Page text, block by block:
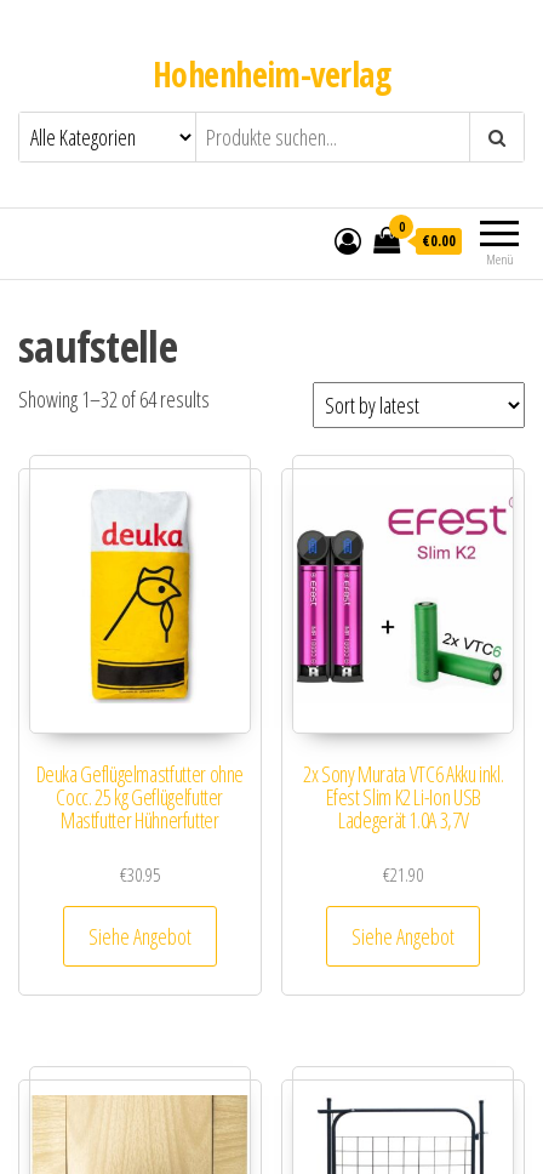
Hohenheim-verlag
Menü
0
€0.00
saufstelle
Showing 1–32 of 64 results
Deuka Geflügelmastfutter ohne
Cocc. 25 kg Geflügelfutter
Mastfutter Hühnerfutter
€30.95
Siehe Angebot
2x Sony Murata VTC6 Akku inkl.
Efest Slim K2 Li-Ion USB
Ladegerät 1.0A 3,7V
€21.90
Siehe Angebot